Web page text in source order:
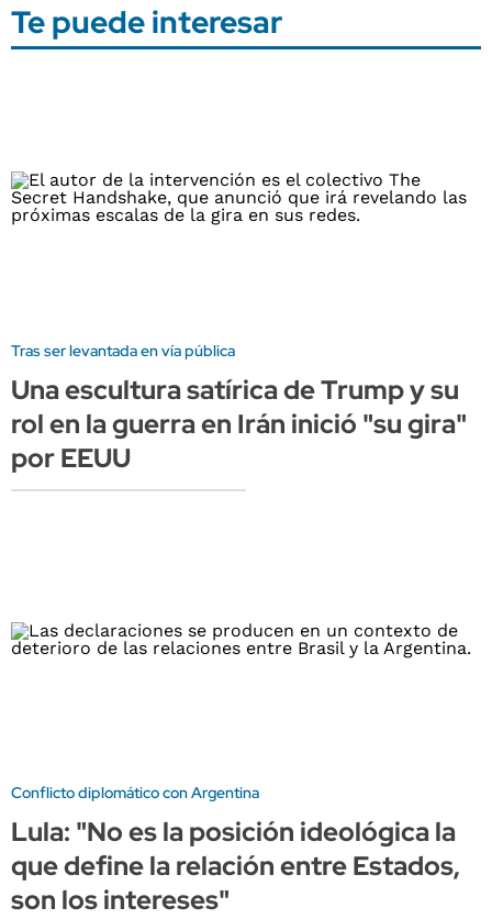
Te puede interesar
Tras ser levantada en vía pública
Una escultura satírica de Trump y su
rol en la guerra en Irán inició "su gira"
por EEUU
Conflicto diplomático con Argentina
Lula: "No es la posición ideológica la
que define la relación entre Estados,
son los intereses"